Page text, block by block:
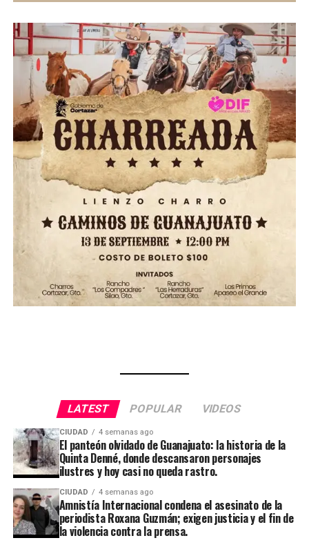
LATEST POPULAR VIDEOS
CIUDAD 4 semanas ago
El panteón olvidado de Guanajuato: la historia de la
Quinta Denné, donde descansaron personajes
ilustres y hoy casi no queda rastro.
CIUDAD 4 semanas ago
Amnistía Internacional condena el asesinato de la
periodista Roxana Guzmán; exigen justicia y el fin de
la violencia contra la prensa.